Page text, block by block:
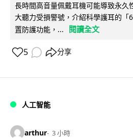
長時間高音量佩戴耳機可能導致永久
大聽力受損警號，介紹科學護耳的
置防護功能，...
閱讀全文
5 分享
人工智能
arthur 3 小時